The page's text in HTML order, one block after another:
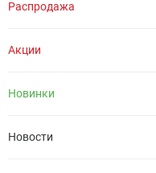
Распродажа
Акции
Новинки
Новости